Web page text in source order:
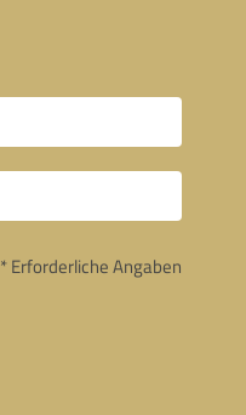
* Erforderliche Angaben